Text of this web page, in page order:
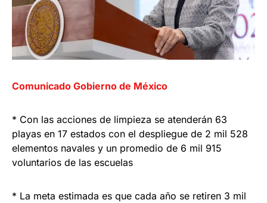
Comunicado Gobierno de México
* Con las acciones de limpieza se atenderán 63
playas en 17 estados con el despliegue de 2 mil 528
elementos navales y un promedio de 6 mil 915
voluntarios de las escuelas
* La meta estimada es que cada año se retiren 3 mil